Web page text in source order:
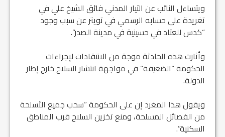
ويتساءل النائب عن التيار المدني فائق الشيخ علي في
تغريدة على حسابه الرسمي في تويتر عن سبب وجود
“كدس للعتاد في حسينية في مدينة الصدر”.
وأثارت هذه الحادثة موجة من الانتقادات لإجراءات
الحكومة “الضعيفة” في مواجهة انتشار السلاح خارج إطار
الدولة.
ويقول هذا المغرد إن على الحكومة “سحب جميع الأسلحة
من الفصائل المسلحة، ومنع تخزين السلاح قرب المناطق
السكنية”.